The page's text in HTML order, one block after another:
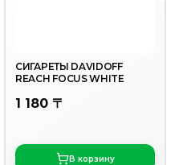
СИГАРЕТЫ DAVIDOFF
REACH FOCUS WHITE
1 180 〒
В корзину